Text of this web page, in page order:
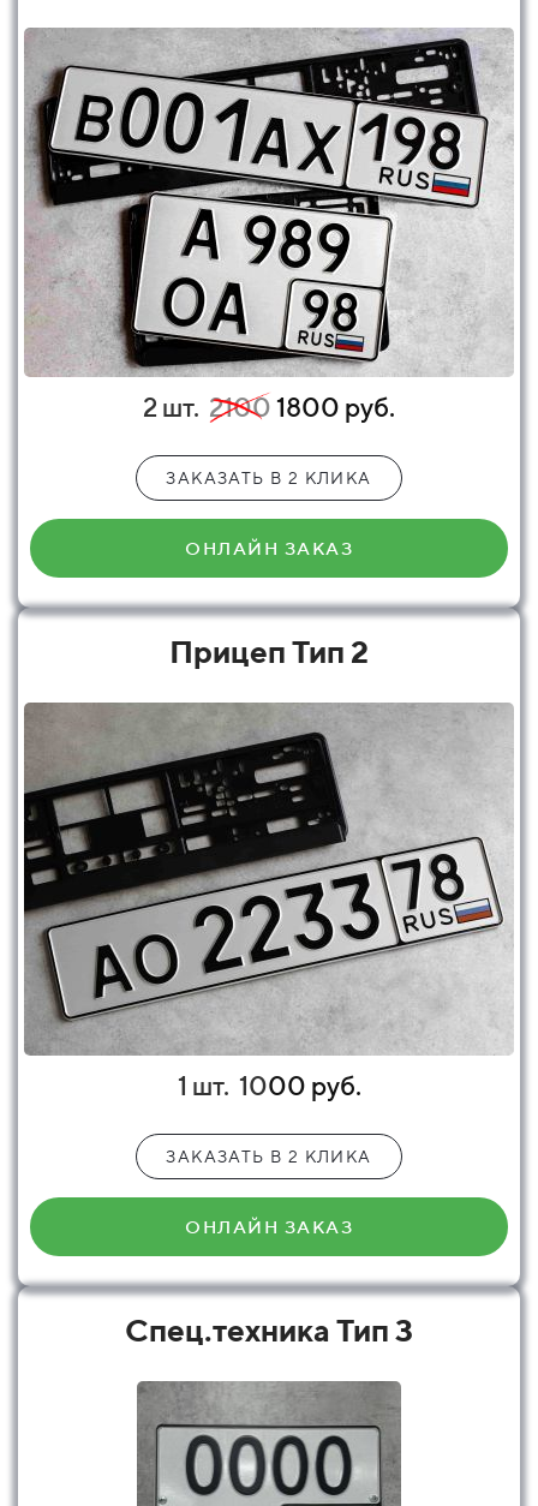
2 шт. 21001800 руб.
ЗАКАЗАТЬ В 2 КЛИКА
ОНЛАЙН ЗАКАЗ
Прицеп Тип 2
1 шт. 1000 руб.
ЗАКАЗАТЬ В 2 КЛИКА
ОНЛАЙН ЗАКАЗ
Спец.техника Тип 3